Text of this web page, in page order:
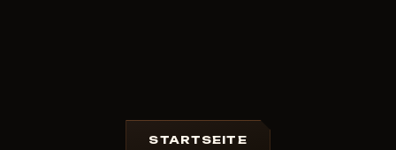
STARTSEITE